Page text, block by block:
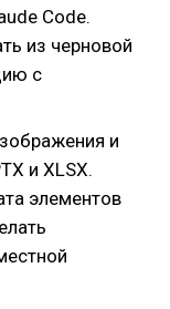
Code.
из черновой
с
и
и XLSX.
элементов